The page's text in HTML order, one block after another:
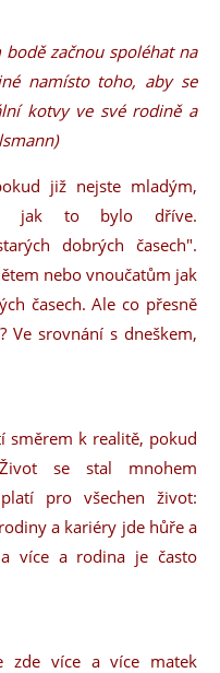
začnou spoléhat na
namísto toho, aby se
kotvy ve své rodině a
již nejste mladým,
jak to bylo dříve.
dobrých časech".
nebo vnoučatům jak
časech. Ale co přesně
Ve srovnání s dneškem,
směrem k realitě, pokud
se stal mnohem
pro všechen život:
a kariéry jde hůře a
více a rodina je často
zde více a více matek